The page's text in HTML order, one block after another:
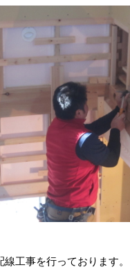
線工事を行っております。